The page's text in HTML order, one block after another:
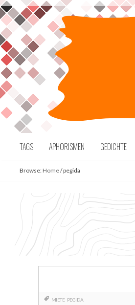
Skip
to
content
TAGS APHORISMEN GEDICHTE
Browse: Home/pegida
MIETE PEGIDA